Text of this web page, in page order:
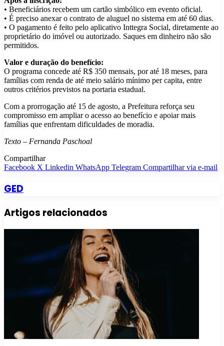
• Beneficiários recebem um cartão simbólico em evento oficial.
• É preciso anexar o contrato de aluguel no sistema em até 60 dias.
• O pagamento é feito pelo aplicativo Inttegra Social, diretamente ao
proprietário do imóvel ou autorizado. Saques em dinheiro não são
permitidos.
Valor e duração do benefício:
O programa concede até R$ 350 mensais, por até 18 meses, para
famílias com renda de até meio salário mínimo per capita, entre
outros critérios previstos na portaria estadual.
Com a prorrogação até 15 de agosto, a Prefeitura reforça seu
compromisso em ampliar o acesso ao benefício e apoiar mais
famílias que enfrentam dificuldades de moradia.
Texto – Fernanda Paschoal
Compartilhar
Facebook X Linkedin WhatsApp Telegram Compartilhar via e-mail
GED
Artigos relacionados